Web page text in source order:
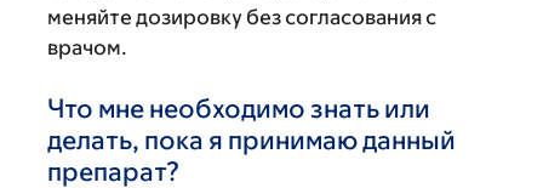
меняйте дозировку без согласования с
врачом.
Что мне необходимо знать или
делать, пока я принимаю данный
препарат?